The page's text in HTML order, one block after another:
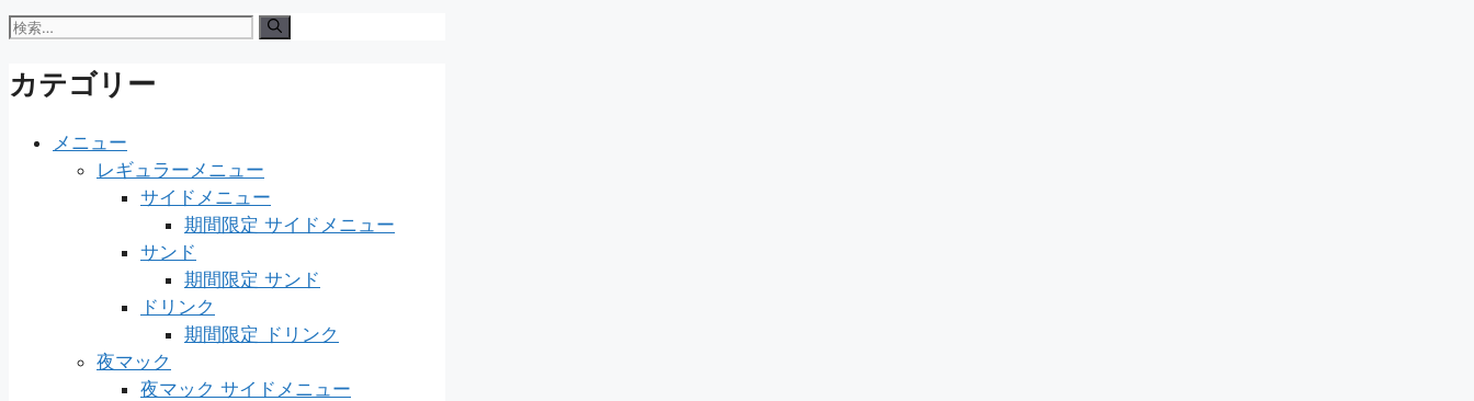
検
カテゴリー
メニュー
レギュラーメニュー
サイドメニュー
期間限定 サイドメニュー
サンド
期間限定 サンド
ドリンク
期間限定 ドリンク
夜マック
夜マック サイドメニュー